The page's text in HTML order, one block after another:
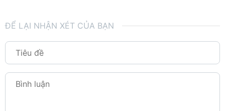
ĐỂ LẠI NHẬN XÉT CỦA BẠN